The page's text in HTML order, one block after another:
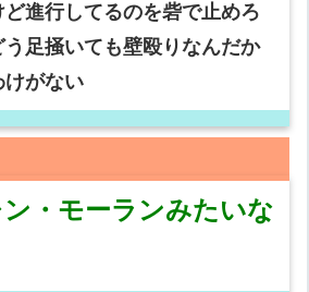
進行してるのを砦で止めろ
足掻いても壁殴りなんだか
けがない
・モーランみたいな